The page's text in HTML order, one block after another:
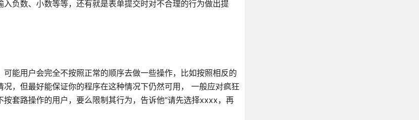
负数、小数等等，还有就是表单提交时对不合理的行为做出提
可能用户会完全不按照正常的顺序去做一些操作，比如按照相反的
，但最好能保证你的程序在这种情况下仍然可用， 一般应对疯狂
按套路操作的用户，要么限制其行为，告诉他“请先选择xxxx，再